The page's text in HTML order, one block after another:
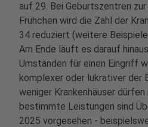
auf 29. Bei Geburtszentren
Frühchen wird die Zahl der
34 reduziert (weitere
Am Ende läuft es darauf
Umständen für einen Eingriff
komplexer oder lukrativer der
weniger Krankenhäuser dürfen
bestimmte Leistungen sind
2025 vorgesehen -